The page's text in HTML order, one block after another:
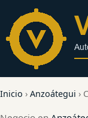
contenido
Inicio › Anzoátegui ›